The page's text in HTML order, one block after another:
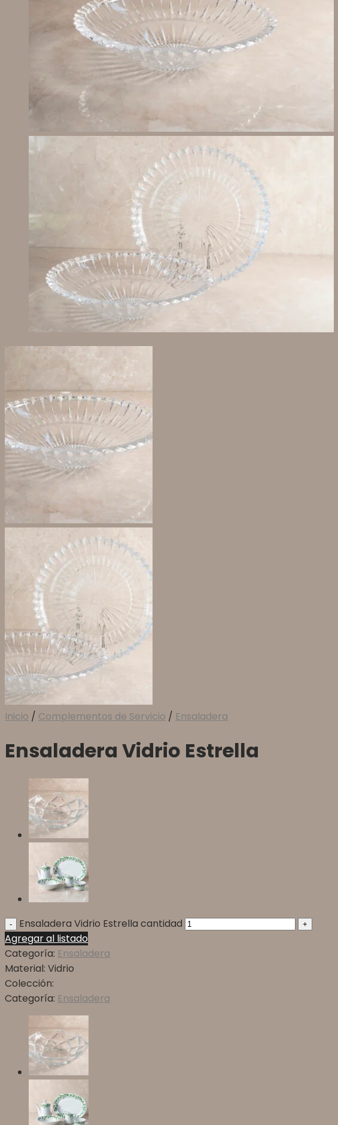
Inicio / Complementos de Servicio / Ensaladera
Ensaladera Vidrio Estrella
Ensaladera Vidrio Estrella cantidad
Agregar al listado
Categoría: Ensaladera
Material: Vidrio
Colección:
Categoría: Ensaladera